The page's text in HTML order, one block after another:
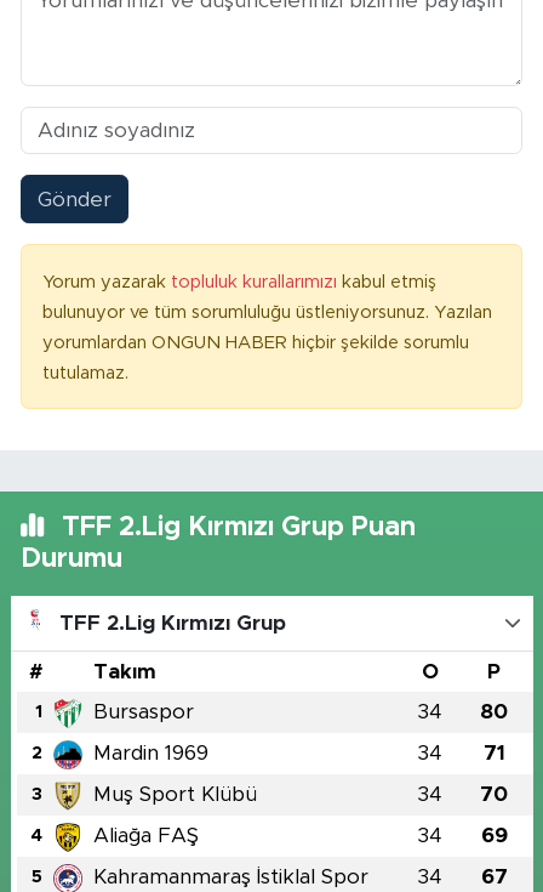
Gönder
Yorum yazarak topluluk kurallarımızı kabul etmiş
bulunuyor ve tüm sorumluluğu üstleniyorsunuz. Yazılan
yorumlardan ONGUN HABER hiçbir şekilde sorumlu
tutulamaz.
TFF 2.Lig Kırmızı Grup Puan
Durumu
TFF 2.Lig Kırmızı Grup
# Takım O P
1 Bursaspor 34 80
2 Mardin 1969 34 71
3 Muş Sport Klübü 34 70
4 Aliağa FAŞ 34 69
5 Kahramanmaraş İstiklal Spor 34 67